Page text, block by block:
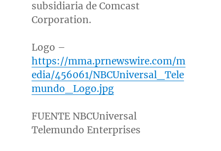
subsidiaria de Comcast
Corporation.
Logo –
https://mma.prnewswire.com/m
edia/456061/NBCUniversal_Tele
mundo_Logo.jpg
FUENTE NBCUniversal
Telemundo Enterprises